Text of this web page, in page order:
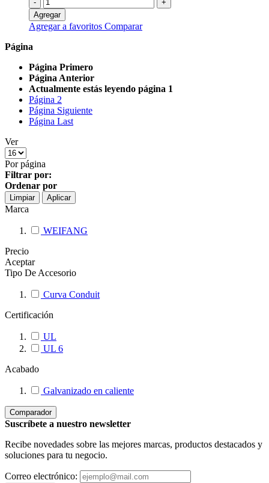
-
+
Agregar
Agregar a favoritos Comparar
Página
Página Primero
Página Anterior
Actualmente estás leyendo página 1
Página 2
Página Siguiente
Página Last
Ver
Por página
Filtrar por:
Ordenar por
Limpiar Aplicar
Marca
WEIFANG
Precio
Aceptar
Tipo De Accesorio
Curva Conduit
Certificación
UL
UL 6
Acabado
Galvanizado en caliente
Comparador
Suscríbete a nuestro newsletter
Recibe novedades sobre las mejores marcas, productos destacados y
soluciones para tu negocio.
Correo electrónico: